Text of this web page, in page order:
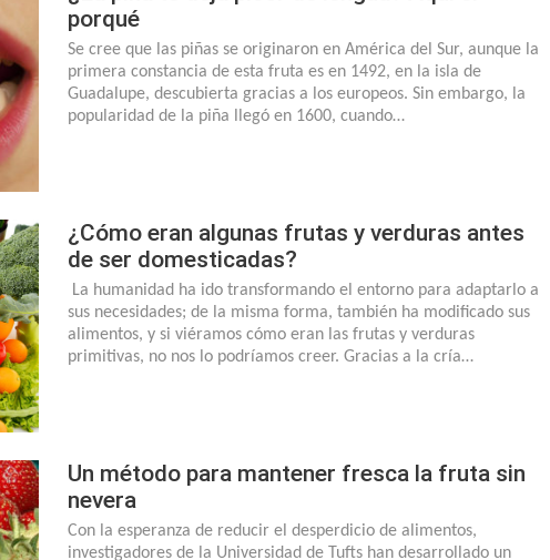
porqué
Se cree que las piñas se originaron en América del Sur, aunque la
primera constancia de esta fruta es en 1492, en la isla de
Guadalupe, descubierta gracias a los europeos. Sin embargo, la
popularidad de la piña llegó en 1600, cuando…
¿Cómo eran algunas frutas y verduras antes
de ser domesticadas?
La humanidad ha ido transformando el entorno para adaptarlo a
sus necesidades; de la misma forma, también ha modificado sus
alimentos, y si viéramos cómo eran las frutas y verduras
primitivas, no nos lo podríamos creer. Gracias a la cría…
Un método para mantener fresca la fruta sin
nevera
Con la esperanza de reducir el desperdicio de alimentos,
investigadores de la Universidad de Tufts han desarrollado un